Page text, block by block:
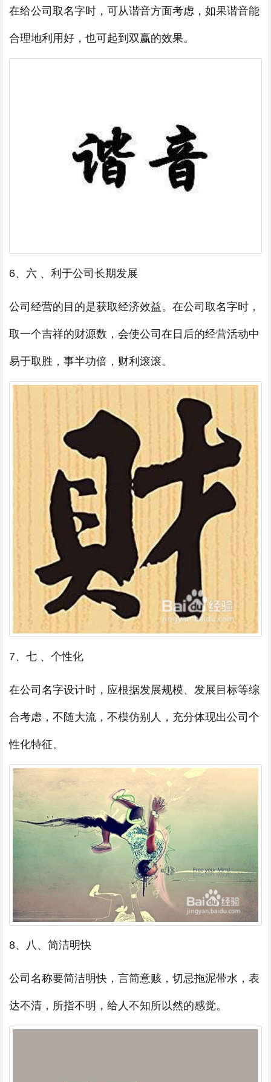
在给公司取名字时，可从谐音方面考虑，如果谐音能
合理地利用好，也可起到双赢的效果。
6、六 、利于公司长期发展
公司经营的目的是获取经济效益。在公司取名字时，
取一个吉祥的财源数，会使公司在日后的经营活动中
易于取胜，事半功倍，财利滚滚。
7、七 、个性化
在公司名字设计时，应根据发展规模、发展目标等综
合考虑，不随大流，不模仿别人，充分体现出公司个
性化特征。
8、八、简洁明快
公司名称要简洁明快，言简意赅，切忌拖泥带水，表
达不清，所指不明，给人不知所以然的感觉。